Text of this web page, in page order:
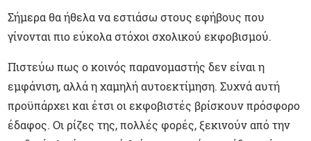
Σήμερα θα ήθελα να εστιάσω στους εφήβους που
γίνονται πιο εύκολα στόχοι σχολικού εκφοβισμού.
Πιστεύω πως ο κοινός παρανομαστής δεν είναι η
εμφάνιση, αλλά η χαμηλή αυτοεκτίμηση. Συχνά αυτή
προϋπάρχει και έτσι οι εκφοβιστές βρίσκουν πρόσφορο
έδαφος. Οι ρίζες της, πολλές φορές, ξεκινούν από την